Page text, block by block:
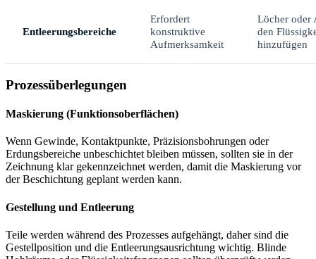
Entleerungsbereiche
Erfordert
konstruktive
Aufmerksamkeit
Löcher oder
den
hinzufügen
Prozessüberlegungen
Maskierung (Funktionsoberflächen)
Wenn Gewinde, Kontaktpunkte, Präzisionsbohrungen oder
Erdungsbereiche unbeschichtet bleiben müssen, sollten sie in der
Zeichnung klar gekennzeichnet werden, damit die Maskierung vor
der Beschichtung geplant werden kann.
Gestellung und Entleerung
Teile werden während des Prozesses aufgehängt, daher sind die
Gestellposition und die Entleerungsausrichtung wichtig. Blinde